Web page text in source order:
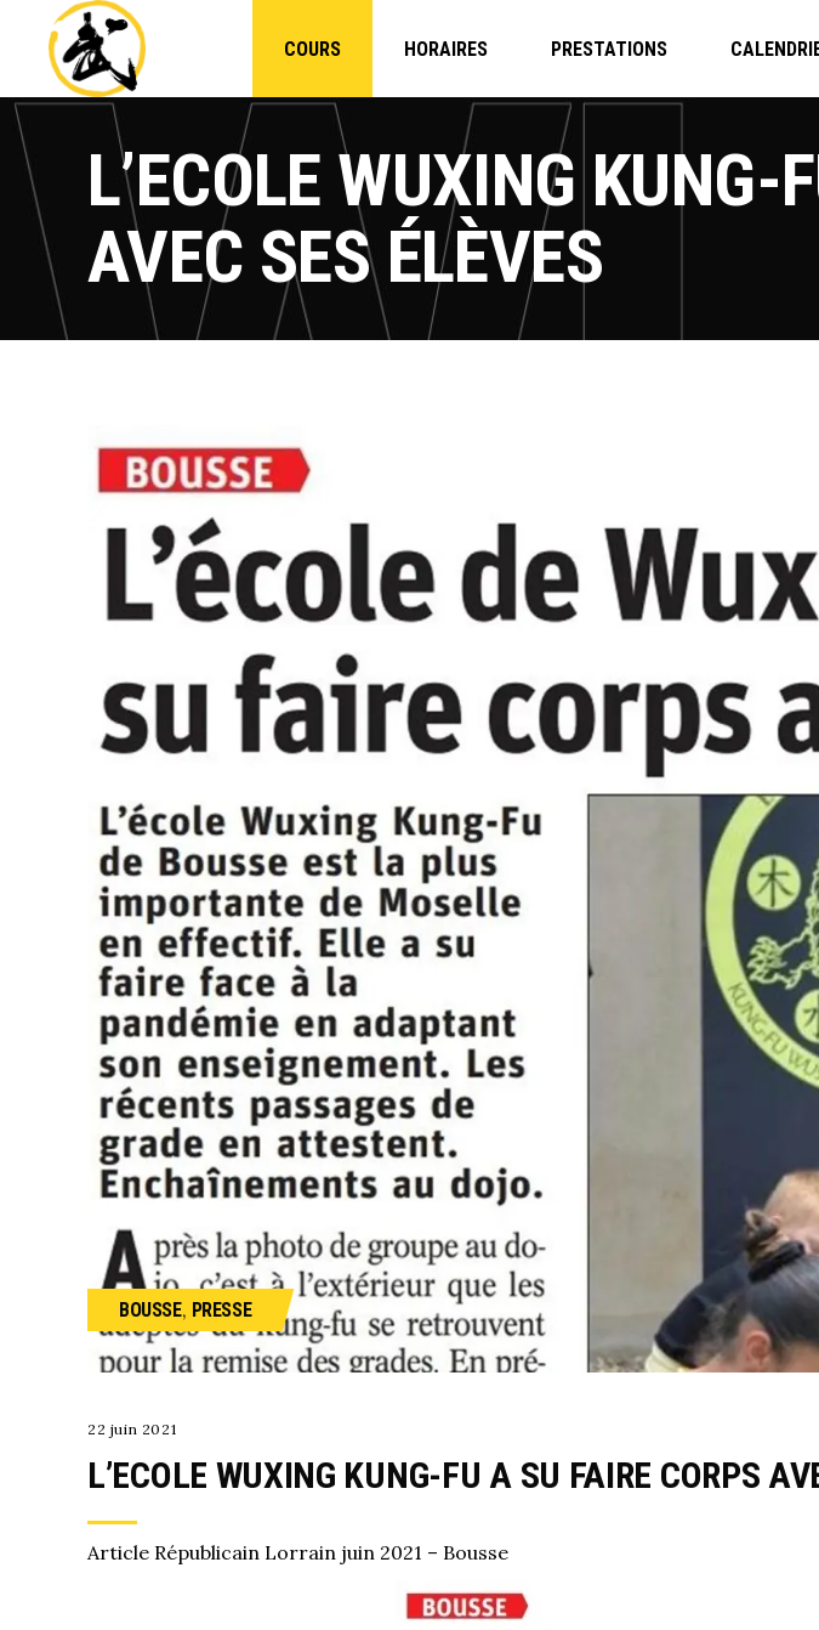
COURS HORAIRES PRESTATIONS
L’ECOLE WUXING KUNG-
AVEC SES ÉLÈVES
BOUSSE, PRESSE
22 juin 2021
L’ECOLE WUXING KUNG-FU A SU FAIRE CORPS
Article Républicain Lorrain juin 2021 – Bousse